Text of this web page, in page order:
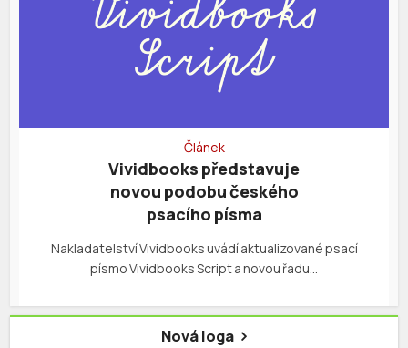
Článek
Vividbooks představuje
novou podobu českého
psacího písma
Nakladatelství Vividbooks uvádí aktualizované psací
písmo Vividbooks Script a novou řadu…
Nová loga